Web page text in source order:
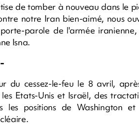
de tomber à nouveau dans le
notre Iran bien-aimé, nous
parole de l'armée
Isna.
du cessez-le-feu le 8 avril,
Etats-Unis et Israël, des
positions de Washington et